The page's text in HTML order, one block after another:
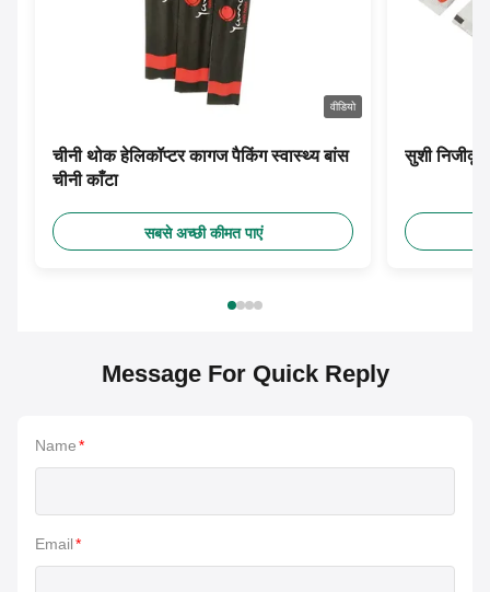
वीडियो
चीनी थोक हेलिकॉप्टर कागज पैकिंग स्वास्थ्य बांस
चीनी काँटा
सबसे अच्छी कीमत पाएं
सुशी निजीकृत
Message For Quick Reply
Name*
Email*